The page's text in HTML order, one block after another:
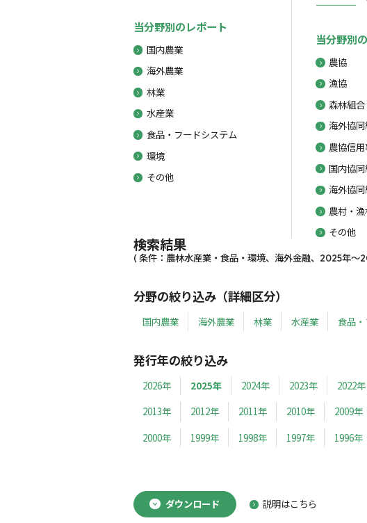
当分野別のレポート
国内農業
海外農業
林業
水産業
食品・フードシステム
環境
その他
当分野別
農協
漁協
森林組合
海外協
農協信
国内協
海外協
農村・
その他
検索結果
( 条件：農林水産業・食品・環境、海外金融、2025年～
分野の絞り込み（詳細区分）
国内農業 海外農業 林業 水産業 食品
発行年の絞り込み
2026年 2025年 2024年 2023年 2022年
2013年
2012年 2011年 2010年 2009年
2000年
1999年 1998年 1997年 1996年
ダウンロード 説明はこちら